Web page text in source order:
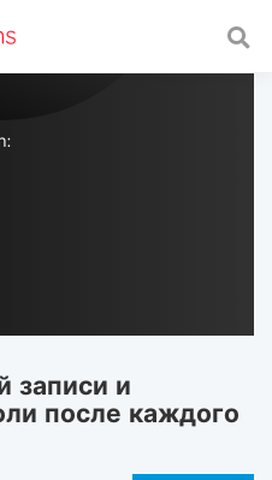
with a fast and
записи и
после каждого